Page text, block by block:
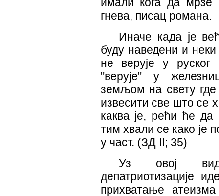
гнева, писац романа.
Иначе када је
буду наведени и
не верује у руског
"верује" у
земљом на свету
извесити све што се
каква је, рећи ће
тим хвали се како је
у част. (ЗД II; 35)
Уз овој вид
депатриотизације
прихватање